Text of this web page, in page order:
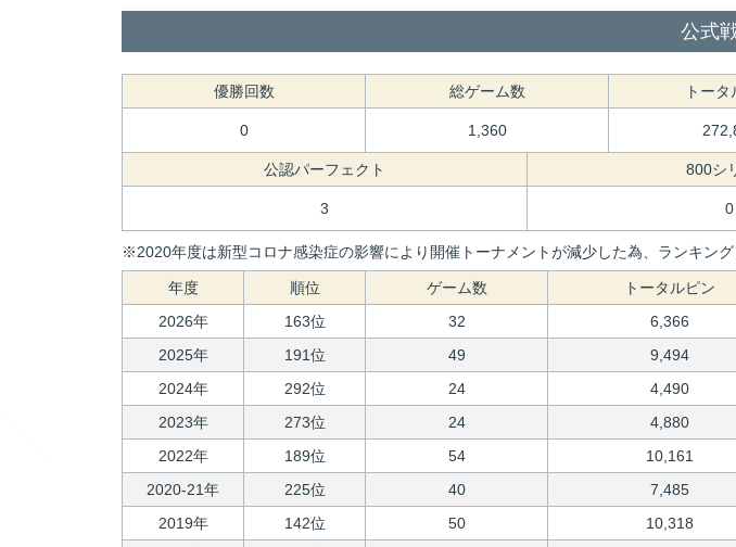
公式
優勝回数 総ゲーム数 トー
0 1,360
公認パーフェクト 800シ
3 0
※2020年度は新型コロナ感染症の影響により開催トーナメントが減少した為、ランキン
年度 順位 ゲーム数 トータルピン
2026年
163位 32 6,366
2025年
191位 49 9,494
2024年
292位 24 4,490
2023年
273位 24 4,880
2022年
189位 54 10,161
2020-21年
225位 40 7,485
2019年
142位 50 10,318